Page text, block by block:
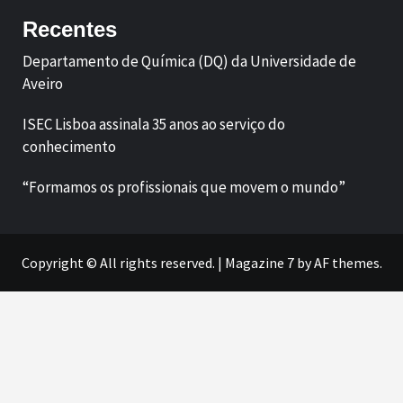
Recentes
Departamento de Química (DQ) da Universidade de
Aveiro
ISEC Lisboa assinala 35 anos ao serviço do
conhecimento
“Formamos os profissionais que movem o mundo”
Copyright © All rights reserved. | Magazine 7by AF themes.